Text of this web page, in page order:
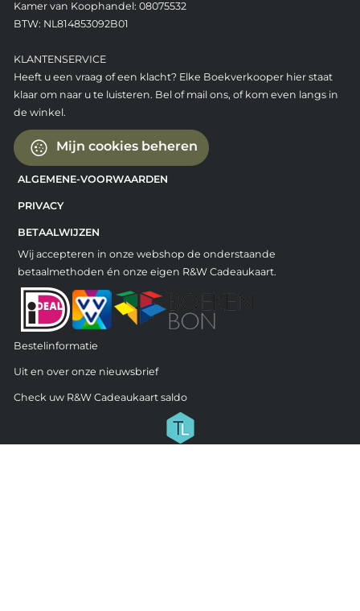
Kamer van Koophandel: 08075532
BTW: NL814853092B01
KLANTENSERVICE
Heeft u een vraag of een klacht? Elke Boekverkooper hier staat
klaar om naar u te luisteren. Bel of mail ons, of kom even langs in
de winkel.
Mijn cookies beheren
ALGEMENE-VOORWAARDEN
PRIVACY
BETAALWIJZEN
Wij accepteren in onze webshop de onderstaande
betaalmethoden én onze eigen R&W Cadeaukaart.
Bestelinformatie
Uit en over onze nieuwsbrief
Check uw R&W Cadeaukaart saldo